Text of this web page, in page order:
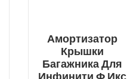
Амортизатор
Крышки
Багажника Для